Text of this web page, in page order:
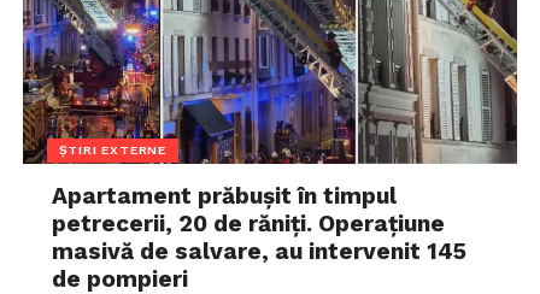
ȘTIRI EXTERNE
Apartament prăbușit în timpul
petrecerii, 20 de răniți. Operațiune
masivă de salvare, au intervenit 145
de pompieri